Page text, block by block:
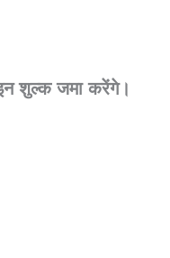
शुल्क जमा करेंगे।